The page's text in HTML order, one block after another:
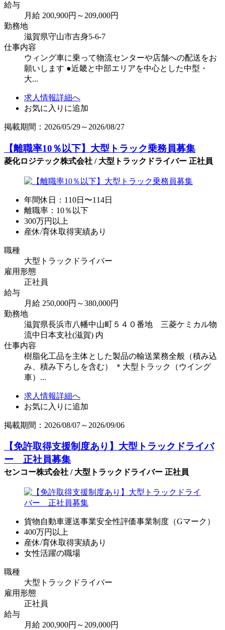
給与
月給 200,900円～209,000円
勤務地
滋賀県守山市吉身5-6-7
仕事内容
ウィング車に乗って物流センターや店舗への配送をお
願いします ●近畿と中部エリアを中心とした中型・
大...
求人情報詳細へ
お気に入りに追加
掲載期間：2026/05/29～2026/08/27
【離職率10％以下】大型トラック乗務員募集
菱化ロジテック株式会社 / 大型トラックドライバー 正社員
年間休日：110日〜114日
離職率：10％以下
300万円以上
産休/育休取得実績あり
職種
大型トラックドライバー
雇用形態
正社員
給与
月給 250,000円～380,000円
勤務地
滋賀県長浜市八幡中山町５４０番地 三菱ケミカル物
流中日本支社(滋賀) 内
仕事内容
樹脂化工品を主体とした製品の輸送業務全般（積み込
み、積み下ろしを含む） ＊大型トラック（ウイング
車）...
求人情報詳細へ
お気に入りに追加
掲載期間：2026/08/07～2026/09/06
【免許取得支援制度あり】大型トラックドライバ
ー 正社員募集
センコー株式会社 / 大型トラックドライバー 正社員
貨物自動車運送事業安全性評価事業制度（Gマーク）
400万円以上
産休/育休取得実績あり
女性活躍の職場
職種
大型トラックドライバー
雇用形態
正社員
給与
月給 200,900円～209,000円